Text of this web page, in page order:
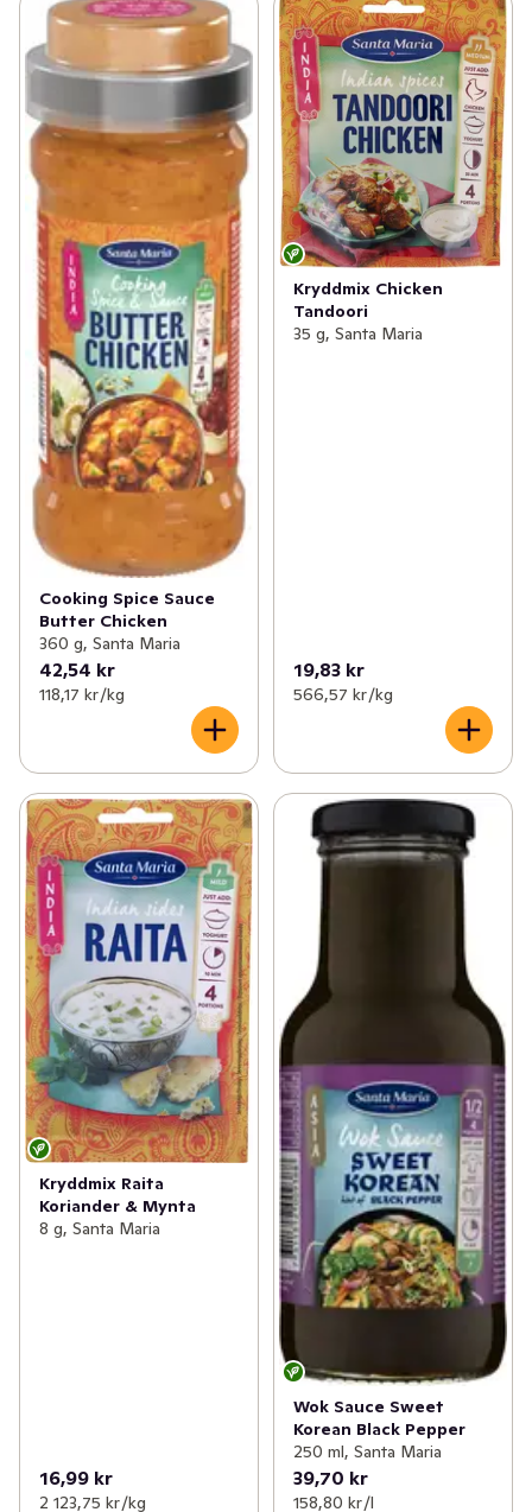
Cooking Spice Sauce
Butter Chicken
360 g, Santa Maria
42,54 kr
118,17 kr /kg
Kryddmix Chicken
Tandoori
35 g, Santa Maria
19,83 kr
566,57 kr /kg
Kryddmix Raita
Koriander & Mynta
8 g, Santa Maria
16,99 kr
2 123,75 kr /kg
Wok Sauce Sweet
Korean Black Pepper
250 ml, Santa Maria
39,70 kr
158,80 kr /l